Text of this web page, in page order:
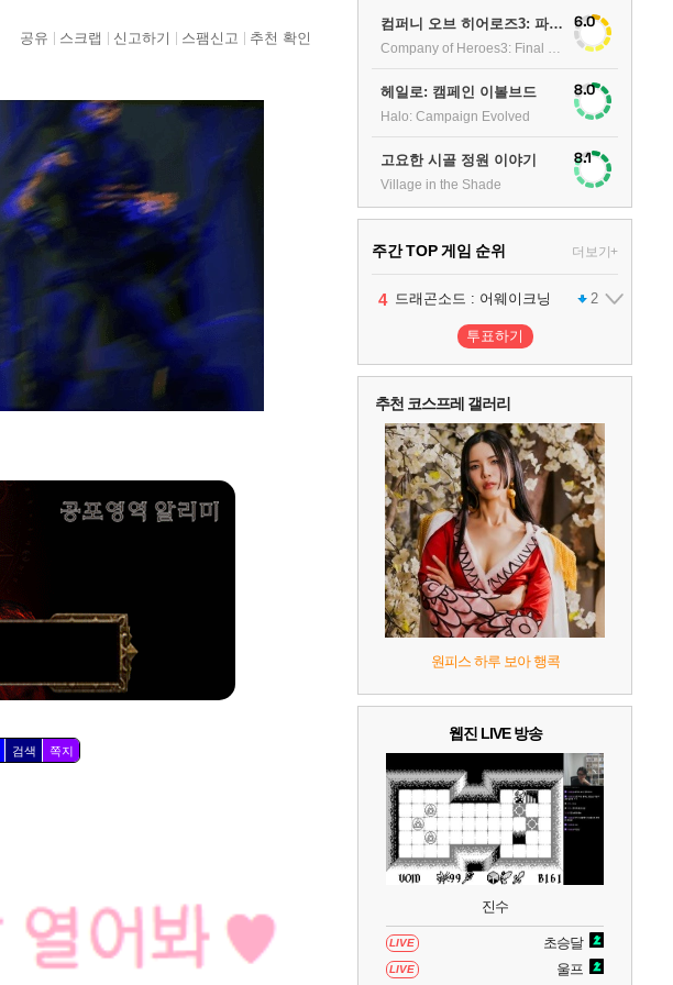
공유 스크랩 신고하기 스팸신고 추천 확인
검색 쪽지
컴퍼니 오브 히어로즈3: 파이널 스탠드 6.0
헤일로: 캠페인 이볼브드
Halo: Campaign Evolved
8.0
고요한 시골 정원 이야기
Village in the Shade
8.1
주간 TOP 게임 순위 더보기+
1 팰월드
2 1
3 프로야구스피리츠2026 2
4 드래곤소드 : 어웨이크닝 2
5 블라인드 삼국 1
6 그랑블루 판타지 리링크 - 엔드리스 라그나로크 1
7 리듬 천국 미라클 스타즈 2
8 헤일로: 캠페인 이볼브드 2
9 캡틴 츠바사 2 월드 파이터즈
10 레고 배트맨: 레거시 오브 더 다크 나이트
투표하기
추천 코스프레 갤러리
원피스 하루 보아 행콕
웹진 LIVE 방송
진수
LIVE 초승달
LIVE 울프